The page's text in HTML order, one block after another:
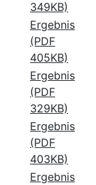
349KB)
Ergebnis
(PDF
405KB)
Ergebnis
(PDF
329KB)
Ergebnis
(PDF
403KB)
Ergebnis